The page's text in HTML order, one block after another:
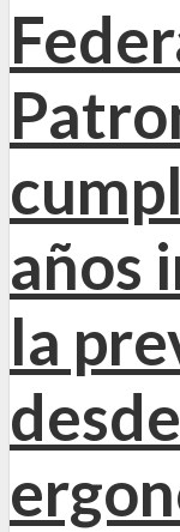
años
la